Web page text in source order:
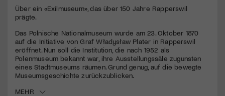
seconds
Über ein «Exilmuseum», das über 150 Jahre Rapperswil
prägte.
Das Polnische Nationalmuseum wurde am 23. Oktober 1870
auf die Initiative von Graf Władysław Plater in Rapperswil
eröffnet. Nun soll die Institution, die nach 1952 als
Polenmuseum bekannt war, ihre Ausstellungssäle zugunsten
eines Stadtmuseums räumen. Grund genug, auf die bewegte
Museumsgeschichte zurückzublicken.
MEHR
Jetzt Mitglied werden